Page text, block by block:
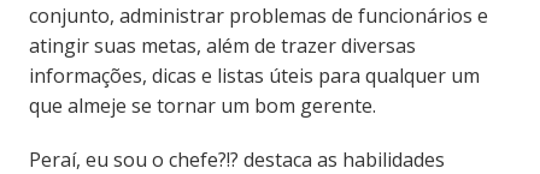
conjunto, administrar problemas de funcionários e
atingir suas metas, além de trazer diversas
informações, dicas e listas úteis para qualquer um
que almeje se tornar um bom gerente.
Peraí, eu sou o chefe?!? destaca as habilidades